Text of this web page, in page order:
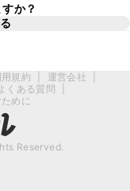
か？
規約 運営会社
くある質問
めに
Reserved.